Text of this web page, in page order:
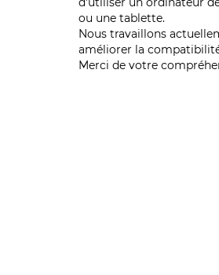
ou une tablette.
Nous travaillons
améliorer la
Merci de votre